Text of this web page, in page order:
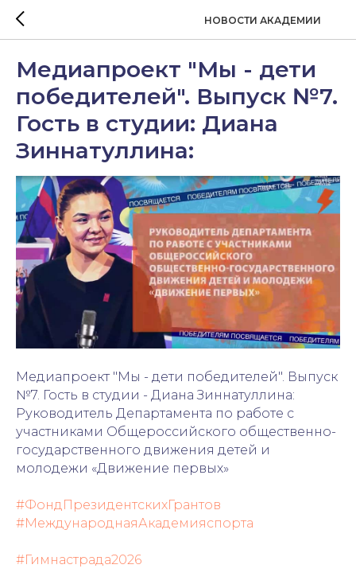
НОВОСТИ АКАДЕМИИ
Медиапроект "Мы - дети
победителей". Выпуск №7.
Гость в студии: Диана
Зиннатуллина:
Медиапроект "Мы - дети победителей". Выпуск
№7. Гость в студии - Диана Зиннатуллина:
Руководитель Департамента по работе с
участниками Общероссийского общественно-
государственного движения детей и
молодежи «Движение первых»
#ФондПрезидентскихГрантов
#МеждународнаяАкадемияспорта
#Гимнастрада2026